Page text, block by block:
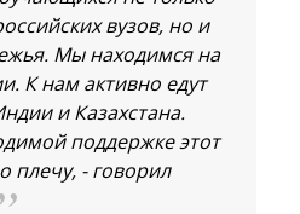
вузов, но и
Мы находимся на
К нам активно едут
и Казахстана.
поддержке этот
плечу, - говорил